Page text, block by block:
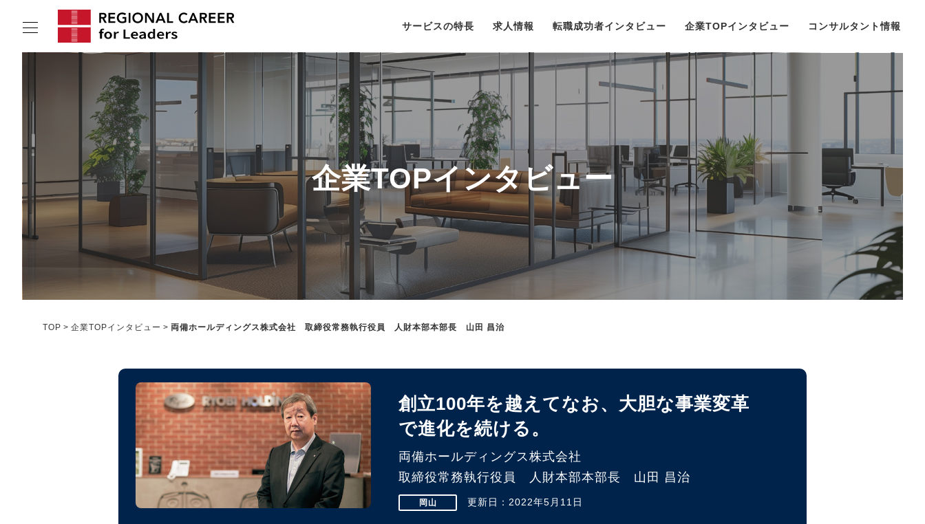
サービスの特長 求人情報 転職成功者インタビュー 企業TOPインタビュー コンサルタント情報
サービスの特長
転職成功者インタビュー
企業TOPインタビュー
コンサルタント情報
地域の特色
リサーチ
今すぐ転職をお考えの方
中長期で転職をお考えの方
企業TOPインタビュー
TOP 企業TOPインタビュー 両備ホールディングス株式会社 取締役常務執行役員 人財本部本部長 山田 昌治
創立100年を越えてなお、大胆な事業変革
で進化を続ける。
両備ホールディングス株式会社
取締役常務執行役員 人財本部本部長 山田 昌治
岡山 更新日：2022年5月11日